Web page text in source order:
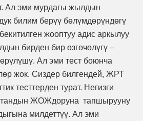
Ал эми мурдагы жылдын
билим берүү бөлүмдөрүндөгү
жооптуу адис аркылуу
бирден бир өзгөчөлүгү –
Ал эми тест боюнча
жок. Сиздер билгендей, ЖРТ
тесттерден турат. Негизги
ЖОЖдоруна тапшырууну
милдеттүү. Ал эми